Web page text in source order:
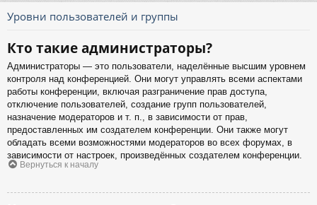
Уровни пользователей и группы
Кто такие администраторы?
Администраторы — это пользователи, наделённые высшим уровнем
контроля над конференцией. Они могут управлять всеми аспектами
работы конференции, включая разграничение прав доступа,
отключение пользователей, создание групп пользователей,
назначение модераторов и т. п., в зависимости от прав,
предоставленных им создателем конференции. Они также могут
обладать всеми возможностями модераторов во всех форумах, в
зависимости от настроек, произведённых создателем конференции.
Вернуться к началу